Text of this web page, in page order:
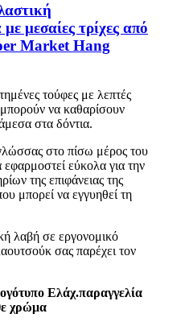
μεσαίες τρίχες από
Market Hang
τούφες με λεπτές
μπορούν να καθαρίσουν
στα δόντια.
στο πίσω μέρος του
εύκολα για την
της επιφάνειας της
μπορεί να εγγυηθεί τη
λαβή σε εργονομικό
σας παρέχει τον
Ελάχ.παραγγελία
χρώμα